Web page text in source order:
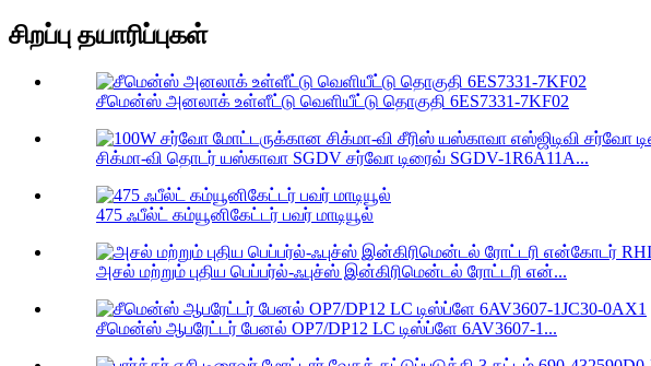
சிறப்பு தயாரிப்புகள்
சீமென்ஸ் அனலாக் உள்ளீட்டு வெளியீட்டு தொகுதி 6ES7331-7KF02
சிக்மா-வி தொடர் யஸ்காவா SGDV சர்வோ டிரைவ் SGDV-1R6A11A...
475 ஃபீல்ட் கம்யூனிகேட்டர் பவர் மாடியூல்
அசல் மற்றும் புதிய பெப்பர்ல்-ஃபுச்ஸ் இன்கிரிமென்டல் ரோட்டரி என்...
சீமென்ஸ் ஆபரேட்டர் பேனல் OP7/DP12 LC டிஸ்ப்ளே 6AV3607-1...